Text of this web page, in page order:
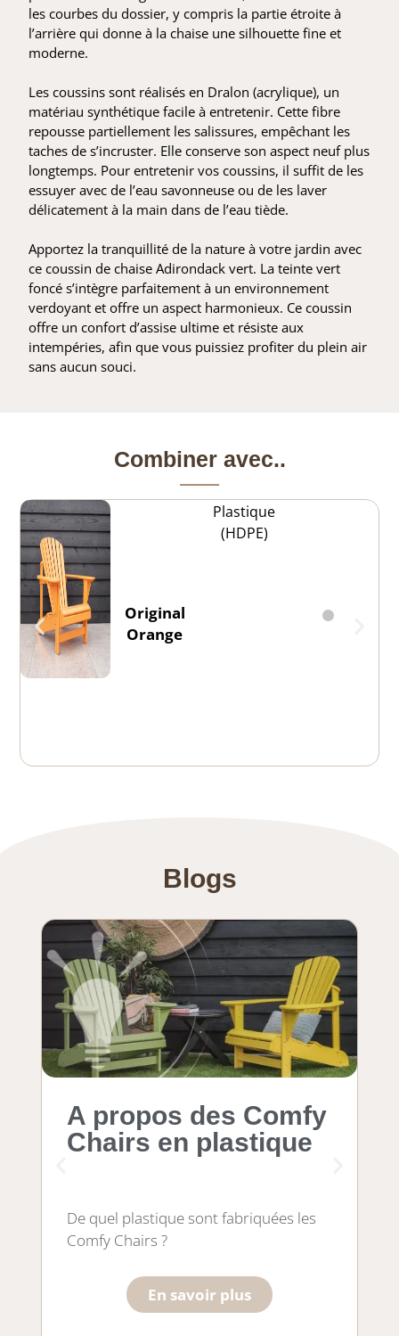
les courbes du dossier, y compris la partie étroite à
l’arrière qui donne à la chaise une silhouette fine et
moderne.
Les coussins sont réalisés en Dralon (acrylique), un
matériau synthétique facile à entretenir. Cette fibre
repousse partiellement les salissures, empêchant les
taches de s’incruster. Elle conserve son aspect neuf plus
longtemps. Pour entretenir vos coussins, il suffit de les
essuyer avec de l’eau savonneuse ou de les laver
délicatement à la main dans de l’eau tiède.
Apportez la tranquillité de la nature à votre jardin avec
ce coussin de chaise Adirondack vert. La teinte vert
foncé s’intègre parfaitement à un environnement
verdoyant et offre un aspect harmonieux. Ce coussin
offre un confort d’assise ultime et résiste aux
intempéries, afin que vous puissiez profiter du plein air
sans aucun souci.
Combiner avec..
Original
Orange
Plastique
(HDPE)
Blogs
A propos des Comfy
Chairs en plastique
De quel plastique sont fabriquées les
Comfy Chairs ?
En savoir plus